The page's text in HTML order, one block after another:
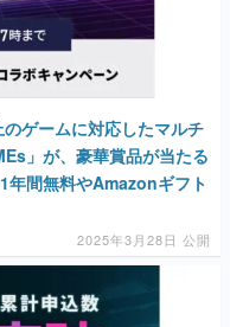
ゲームに対応したマルチ
」が、豪華賞品が当たる
年間無料やAmazonギフト
2025年3月28日 公開